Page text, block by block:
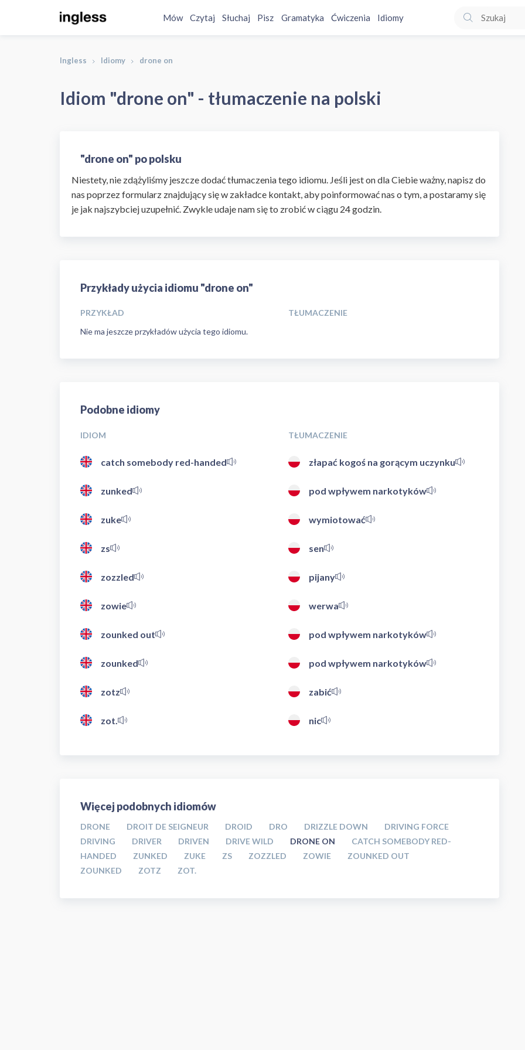
Mów Czytaj Słuchaj Pisz Gramatyka Ćwiczenia Idiomy
Ingless Idiomy drone on
Idiom "drone on" - tłumaczenie na polski
"drone on" po polsku
Niestety, nie zdążyliśmy jeszcze dodać tłumaczenia tego idiomu. Jeśli jest on dla Ciebie ważny, napisz do
nas poprzez formularz znajdujący się w zakładce kontakt, aby poinformować nas o tym, a postaramy się
je jak najszybciej uzupełnić. Zwykle udaje nam się to zrobić w ciągu 24 godzin.
Przykłady użycia idiomu "drone on"
PRZYKŁAD
TŁUMACZENIE
Nie ma jeszcze przykładów użycia tego idiomu.
Podobne idiomy
IDIOM TŁUMACZENIE
catch somebody red-handed złapać kogoś na gorącym uczynku
zunked pod wpływem narkotyków
zuke wymiotować
zs sen
zozzled pijany
zowie werwa
zounked out pod wpływem narkotyków
zounked pod wpływem narkotyków
zotz zabić
zot. nic
Więcej podobnych idiomów
DRONE DROIT DE SEIGNEUR DROID DRO DRIZZLE DOWN
DRIVING FORCE
DRIVING
DRIVER DRIVEN DRIVE WILD DRONE ON
CATCH SOMEBODY RED-
HANDED
ZUNKED ZUKE ZS ZOZZLED ZOWIE
ZOUNKED OUT
ZOUNKED
ZOTZ ZOT.